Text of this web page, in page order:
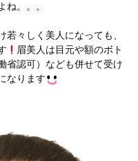
ね。。。
々しく美人になっても、
眉美人は目元や額のボト
省認可）なども併せて受け
なります